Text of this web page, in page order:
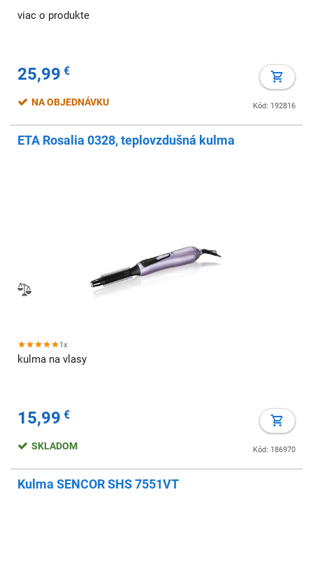
viac o produkte
25,99 €
Kód: 192816
NA OBJEDNÁVKU
ETA Rosalia 0328, teplovzdušná kulma
1x
kulma na vlasy
15,99 €
Kód: 186970
SKLADOM
Kulma SENCOR SHS 7551VT